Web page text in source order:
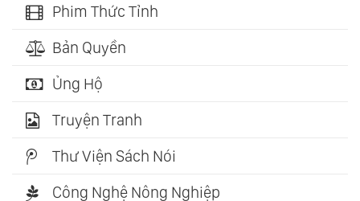
Phim Thức Tỉnh
Bản Quyền
Ủng Hộ
Truyện Tranh
Thư Viện Sách Nói
Công Nghệ Nông Nghiệp